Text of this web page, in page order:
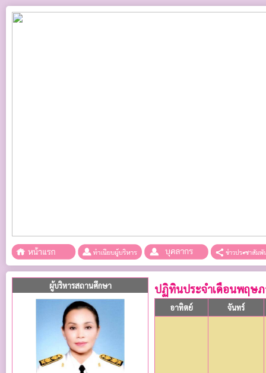
ผู้บริหารสถานศึกษา ปฏิทินประจำเดือนพฤษภ
อาทิตย์ จันทร์